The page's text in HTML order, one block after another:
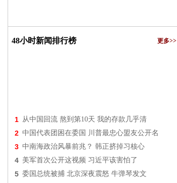
48小时新闻排行榜 更多>>
1 从中国回流 熬到第10天 我的存款几乎清
2 中国代表团困在委国 川普最忠心盟友公开名
3 中南海政治风暴前兆？ 韩正挤掉习核心
4 美军首次公开这视频 习近平该害怕了
5 委国总统被捕 北京深夜震怒 牛弹琴发文